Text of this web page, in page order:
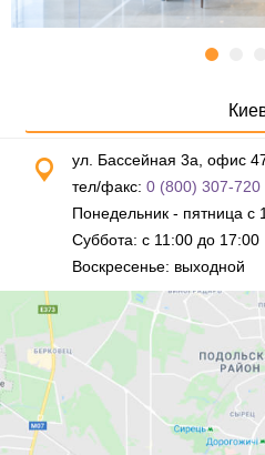
ул. Бассейная 3а, офис
тел/факс: 0 (800) 307-720
Понедельник - пятница с
Суббота: с 11:00 до 17:00
Воскресенье: выходной